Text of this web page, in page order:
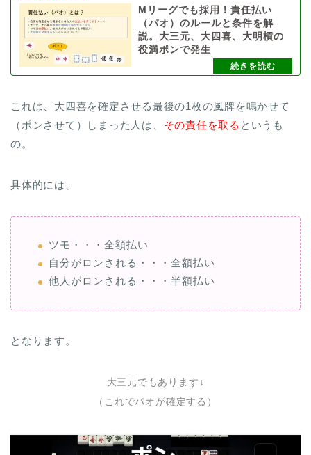
Mリーグでも採用！責任払い
（パオ）のルールと条件を解
説。大三元、大四喜、大明槓の
役満ポンで発生
これは、大四喜を確定させる最後の1枚の風牌を鳴かせて
（ポンさせて）しまった人は、 その責任を取る というも
の。
具体的には、
ツモ・・・全額払い
自分がロンされる・・・全額払い
他人がロンされる・・・半額払い
となります。
大三元でもあります↓
（これでパオが確定する）